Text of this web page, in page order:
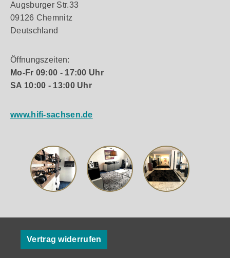
Augsburger Str.33
09126 Chemnitz
Deutschland
Öffnungszeiten:
Mo-Fr 09:00 - 17:00 Uhr
SA 10:00 - 13:00 Uhr
www.hifi-sachsen.de
Vertrag widerrufen